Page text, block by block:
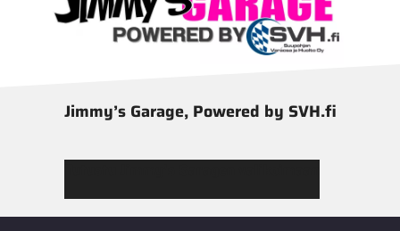
Jimmy’s Garage, Powered by SVH.fi